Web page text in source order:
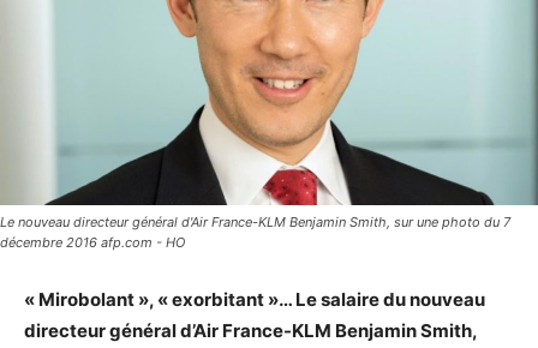
Le nouveau directeur général d'Air France-KLM Benjamin Smith, sur une photo du 7
décembre 2016 afp.com - HO
« Mirobolant », « exorbitant »… Le salaire du nouveau
directeur général d’Air France-KLM Benjamin Smith,